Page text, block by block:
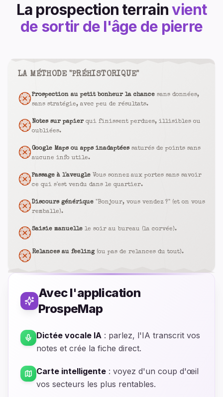
La prospection terrain vient
de sortir de l'âge de pierre
LA MÉTHODE "PRÉHISTORIQUE"
Prospection au petit bonheur la chance sans données,
sans stratégie, avec peu de résultats.
Notes sur papier qui finissent perdues, illisibles ou
oubliées.
Google Maps ou apps inadaptées saturés de points sans
aucune info utile.
Passage à l'aveugle Vous sonnez aux portes sans savoir
ce qui s'est vendu dans le quartier.
Discours générique "Bonjour, vous vendez ?" (et on vous
remballe).
Saisie manuelle le soir au bureau (la corvée).
Relances au feeling (ou pas de relances du tout).
Avec l'application
ProspeMap
Dictée vocale IA : parlez, l'IA transcrit vos
notes et crée la fiche direct.
Carte intelligente : voyez d'un coup d'œil
vos secteurs les plus rentables.